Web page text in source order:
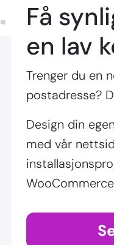
Få
en lav
Trenger du en
postadresse?
Design din
med vår